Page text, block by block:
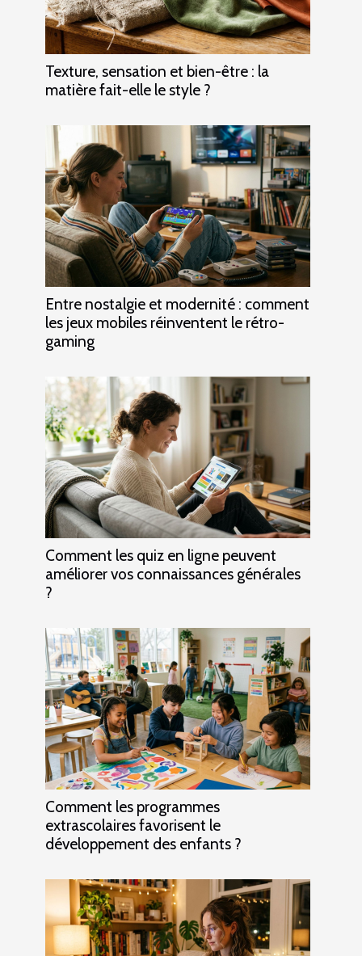
Texture, sensation et bien-être : la
matière fait-elle le style ?
Entre nostalgie et modernité : comment
les jeux mobiles réinventent le rétro-
gaming
Comment les quiz en ligne peuvent
améliorer vos connaissances générales
?
Comment les programmes
extrascolaires favorisent le
développement des enfants ?